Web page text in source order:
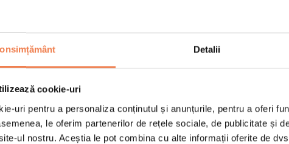
Detalii
cookie-uri
uri pentru a personaliza conținutul și anunțurile, pentru a oferi
le oferim partenerilor de rețele sociale, de publicitate și
ul nostru. Aceștia le pot combina cu alte informații oferite de